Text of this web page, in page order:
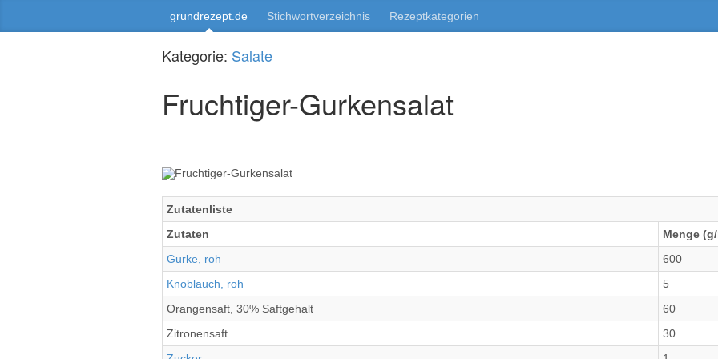
grundrezept.de Stichwortverzeichnis Rezeptkategorien
Kategorie: Salate
Fruchtiger-Gurkensalat
Zutatenliste
Zutaten
Menge
Gurke, roh
600
Knoblauch, roh
5
Orangensaft, 30% Saftgehalt
60
Zitronensaft
30